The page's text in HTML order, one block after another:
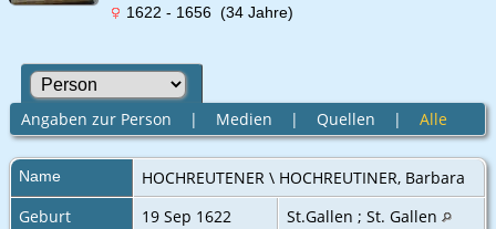
1622 - 1656 (34 Jahre)
Angaben zur Person | Medien | Quellen | Alle
Name HOCHREUTENER \ HOCHREUTINER, Barbara
Geburt
19 Sep 1622
St.Gallen ; St. Gallen